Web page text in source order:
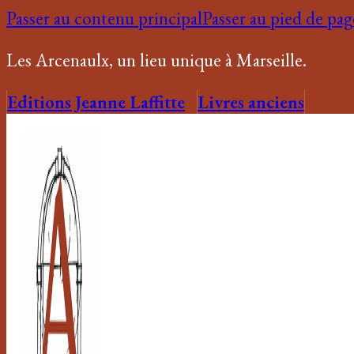
Passer au contenu principalPasser au pied de
Les Arcenaulx, un lieu unique à Marseille.
Editions Jeanne Laffitte Livres anciens